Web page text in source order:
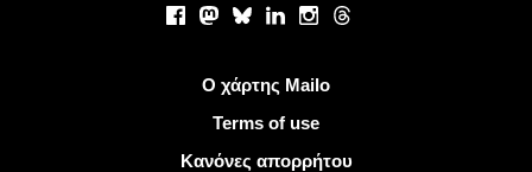
Facebook
Mastodon
BlueskyLinkedInInstagram
Threads
Ο χάρτης Mailo
Terms of use
Κανόνες απορρήτου